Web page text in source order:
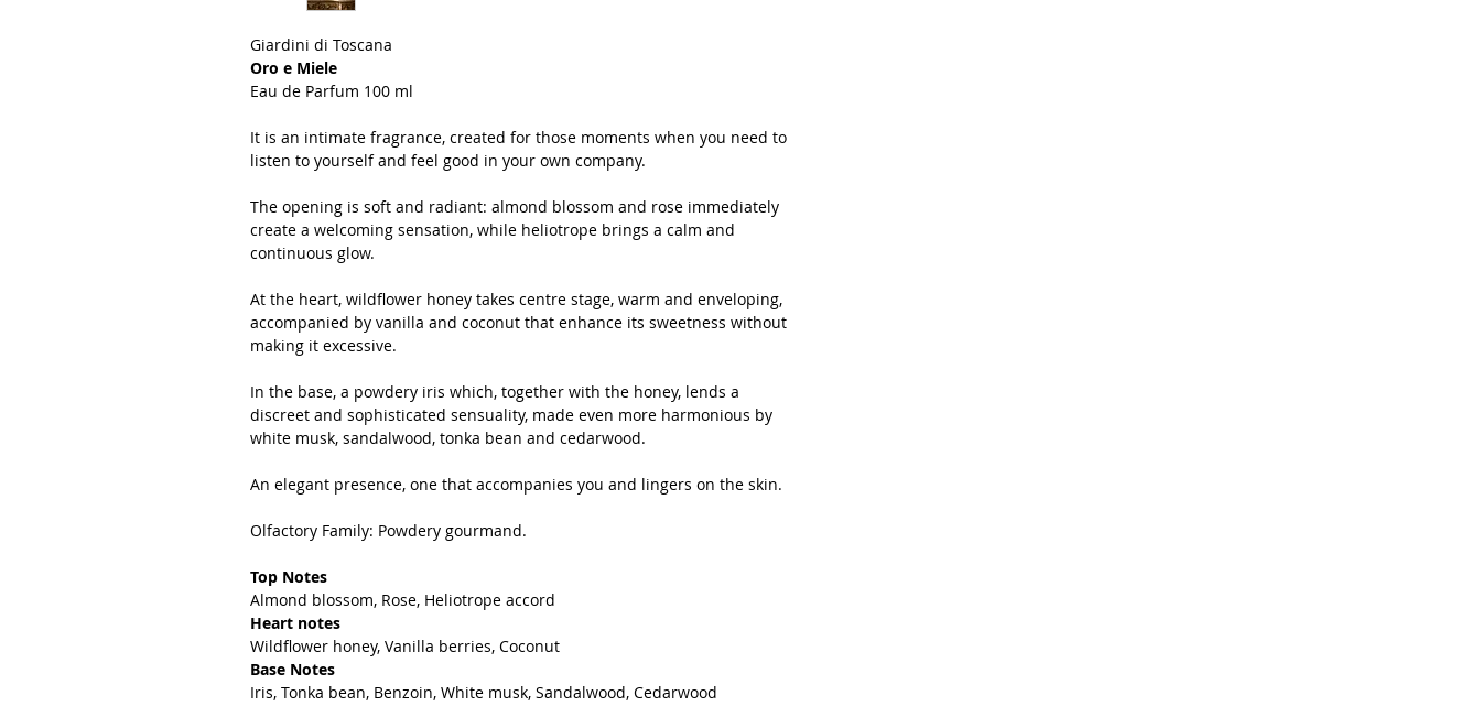
Giardini di Toscana
Oro e Miele
Eau de Parfum 100 ml
It is an intimate fragrance, created for those moments when you need to
listen to yourself and feel good in your own company.
The opening is soft and radiant: almond blossom and rose immediately
create a welcoming sensation, while heliotrope brings a calm and
continuous glow.
At the heart, wildflower honey takes centre stage, warm and enveloping,
accompanied by vanilla and coconut that enhance its sweetness without
making it excessive.
In the base, a powdery iris which, together with the honey, lends a
discreet and sophisticated sensuality, made even more harmonious by
white musk, sandalwood, tonka bean and cedarwood.
An elegant presence, one that accompanies you and lingers on the skin.
Olfactory Family: Powdery gourmand.
Top Notes
Almond blossom, Rose, Heliotrope accord
Heart notes
Wildflower honey, Vanilla berries, Coconut
Base Notes
Iris, Tonka bean, Benzoin, White musk, Sandalwood, Cedarwood